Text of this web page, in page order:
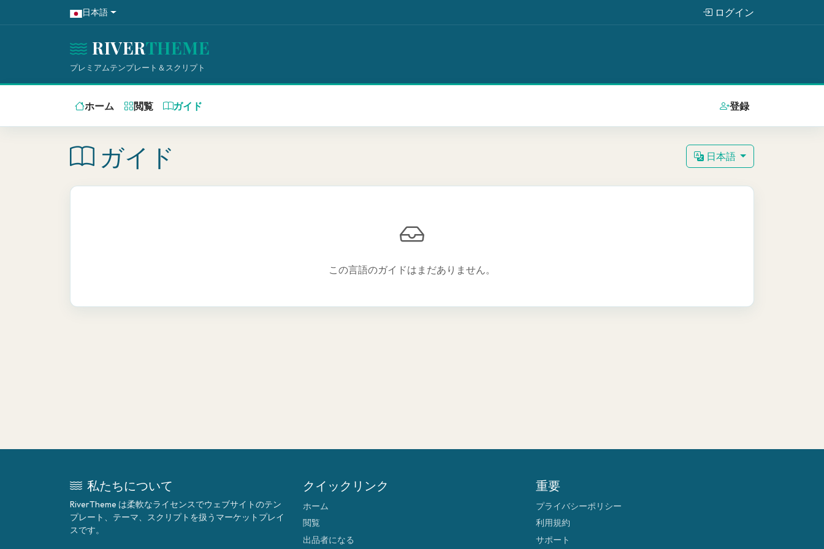
日本語 ログイン
RIVERTHEME
プレミアムテンプレート＆スクリプト
ホーム 閲覧 ガイド 登録
ガイド 日本語
この言語のガイドはまだありません。
私たちについて
RiverTheme は柔軟なライセンスでウェブサイトのテン
プレート、テーマ、スクリプトを扱うマーケットプレイ
スです。
クイックリンク
ホーム
閲覧
出品者になる
重要
プライバシーポリシー
利用規約
サポート